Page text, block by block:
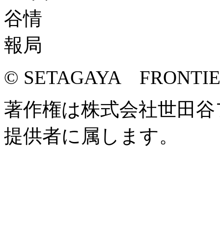
© SETAGAYA
著作権は株式会社世田
提供者に属します。